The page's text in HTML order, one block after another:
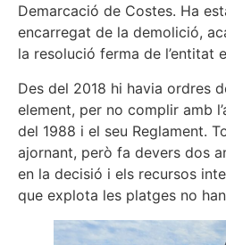
Demarcació de Costes. Ha
encarregat de la demolició,
la resolució ferma de l’entitat
Des del 2018 hi havia ordres
element, per no complir amb
del 1988 i el seu Reglament.
ajornant, però fa devers dos
en la decisió i els recursos
que explota les platges no